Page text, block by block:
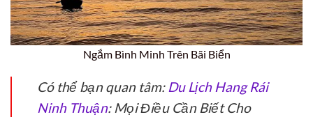
Ngắm Bình Minh Trên Bãi Biển
Có thể bạn quan tâm: Du Lịch Hang Rái
Ninh Thuận: Mọi Điều Cần Biết Cho